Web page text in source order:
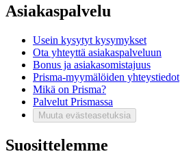
Asiakaspalvelu
Usein kysytyt kysymykset
Ota yhteyttä asiakaspalveluun
Bonus ja asiakasomistajuus
Prisma-myymälöiden yhteystiedot
Mikä on Prisma?
Palvelut Prismassa
Muuta evästeasetuksia
Suosittelemme